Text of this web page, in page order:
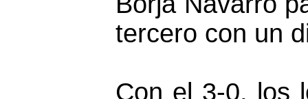
tercero con un
Con el 3-0, los